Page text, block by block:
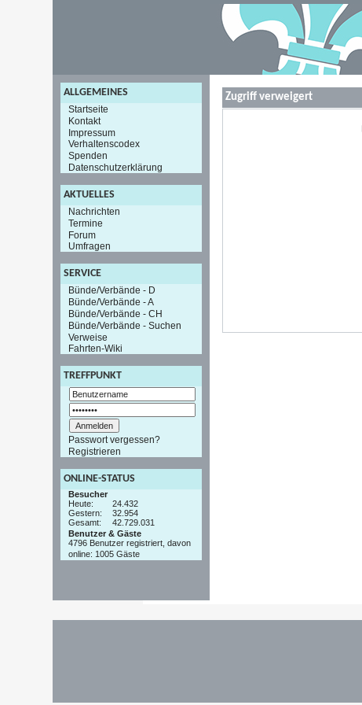
ALLGEMEINES
Startseite
Kontakt
Impressum
Verhaltenscodex
Spenden
Datenschutzerklärung
AKTUELLES
Nachrichten
Termine
Forum
Umfragen
SERVICE
Bünde/Verbände - D
Bünde/Verbände - A
Bünde/Verbände - CH
Bünde/Verbände - Suchen
Verweise
Fahrten-Wiki
TREFFPUNKT
Passwort vergessen?
Registrieren
ONLINE-STATUS
Besucher
Heute:
24.432
Gestern:
32.954
Gesamt:
42.729.031
Benutzer & Gäste
4796 Benutzer registriert, davon
online: 1005 Gäste
Zugriff verweigert